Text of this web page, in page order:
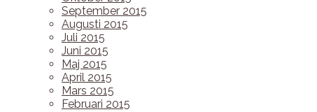
September 2015
Augusti 2015
Juli 2015
Juni 2015
Maj 2015
April 2015
Mars 2015
Februari 2015